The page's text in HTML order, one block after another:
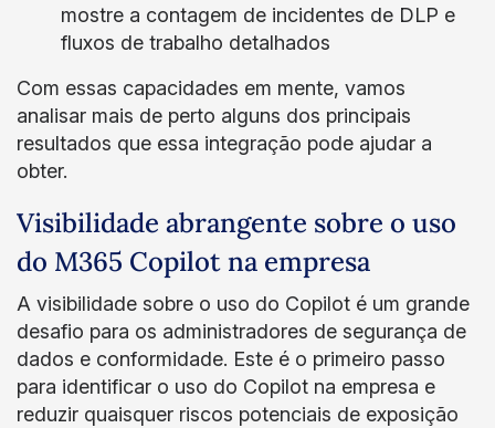
mostre a contagem de incidentes de DLP e
fluxos de trabalho detalhados
Com essas capacidades em mente, vamos
analisar mais de perto alguns dos principais
resultados que essa integração pode ajudar a
obter.
Visibilidade abrangente sobre o uso
do M365 Copilot na empresa
A visibilidade sobre o uso do Copilot é um grande
desafio para os administradores de segurança de
dados e conformidade. Este é o primeiro passo
para identificar o uso do Copilot na empresa e
reduzir quaisquer riscos potenciais de exposição